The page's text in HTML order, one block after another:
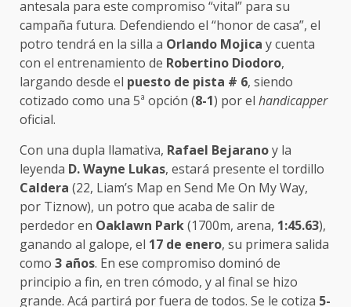
antesala para este compromiso “vital” para su
campaña futura. Defendiendo el “honor de casa”, el
potro tendrá en la silla a Orlando Mojica y cuenta
con el entrenamiento de Robertino Diodoro,
largando desde el puesto de pista # 6, siendo
cotizado como una 5ª opción (8-1) por el handicapper
oficial.
Con una dupla llamativa, Rafael Bejaranoy la
leyenda D. Wayne Lukas, estará presente el tordillo
Caldera (22, Liam’s Map en Send Me On My Way,
por Tiznow), un potro que acaba de salir de
perdedor en Oaklawn Park(1700m, arena, 1:45.63),
ganando al galope, el 17 de enero, su primera salida
como 3 años. En ese compromiso dominó de
principio a fin, en tren cómodo, y al final se hizo
grande. Acá partirá por fuera de todos. Se le cotiza 5-